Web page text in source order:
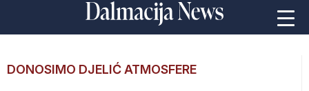
DONOSIMO DJELIĆ ATMOSFERE